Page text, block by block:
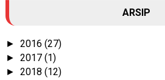
ARSIP
► 2016 (27)
► 2017 (1)
► 2018 (12)